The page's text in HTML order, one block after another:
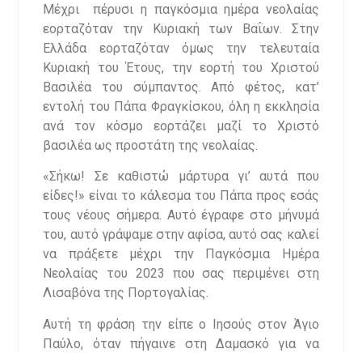
Μέχρι πέρυσι η παγκόσμια ημέρα νεολαίας
εορταζόταν την Κυριακή των Βαΐων. Στην
Ελλάδα εορταζόταν όμως την τελευταία
Κυριακή του Έτους, την εορτή του Χριστού
Βασιλέα του σύμπαντος. Από φέτος, κατ’
εντολή του Πάπα Φραγκίσκου, όλη η εκκλησία
ανά τον κόσμο εορτάζει μαζί το Χριστό
βασιλέα ως προστάτη της νεολαίας.
«Σήκω! Σε καθιστώ μάρτυρα γι’ αυτά που
είδες!» είναι το κάλεσμα του Πάπα προς εσάς
τους νέους σήμερα. Αυτό έγραφε στο μήνυμά
του, αυτό γράψαμε στην αφίσα, αυτό σας καλεί
να πράξετε μέχρι την Παγκόσμια Ημέρα
Νεολαίας του 2023 που σας περιμένει στη
Λισαβόνα της Πορτογαλίας.
Αυτή τη φράση την είπε ο Ιησούς στον Άγιο
Παύλο, όταν πήγαινε στη Δαμασκό για να